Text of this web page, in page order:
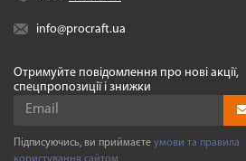
info@procraft.ua
Отримуйте повідомлення про нові акції,
спецпропозиції і знижки
Підписуючись, ви приймаєте умови та правила